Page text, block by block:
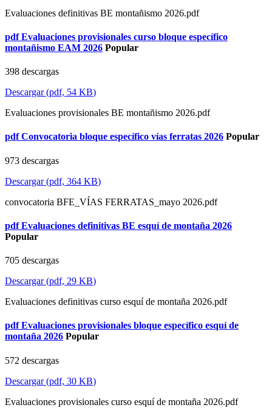
Evaluaciones definitivas BE montañismo 2026.pdf
pdf Evaluaciones provisionales curso bloque específico
montañismo EAM 2026 Popular
398 descargas
Descargar(pdf, 54 KB)
Evaluaciones provisionales BE montañismo 2026.pdf
pdf Convocatoria bloque específico vías ferratas 2026 Popular
973 descargas
Descargar(pdf, 364 KB)
convocatoria BFE_VÍAS FERRATAS_mayo 2026.pdf
pdf Evaluaciones definitivas BE esquí de montaña 2026
Popular
705 descargas
Descargar(pdf, 29 KB)
Evaluaciones definitivas curso esquí de montaña 2026.pdf
pdf Evaluaciones provisionales bloque específico esquí de
montaña 2026 Popular
572 descargas
Descargar(pdf, 30 KB)
Evaluaciones provisionales curso esquí de montaña 2026.pdf